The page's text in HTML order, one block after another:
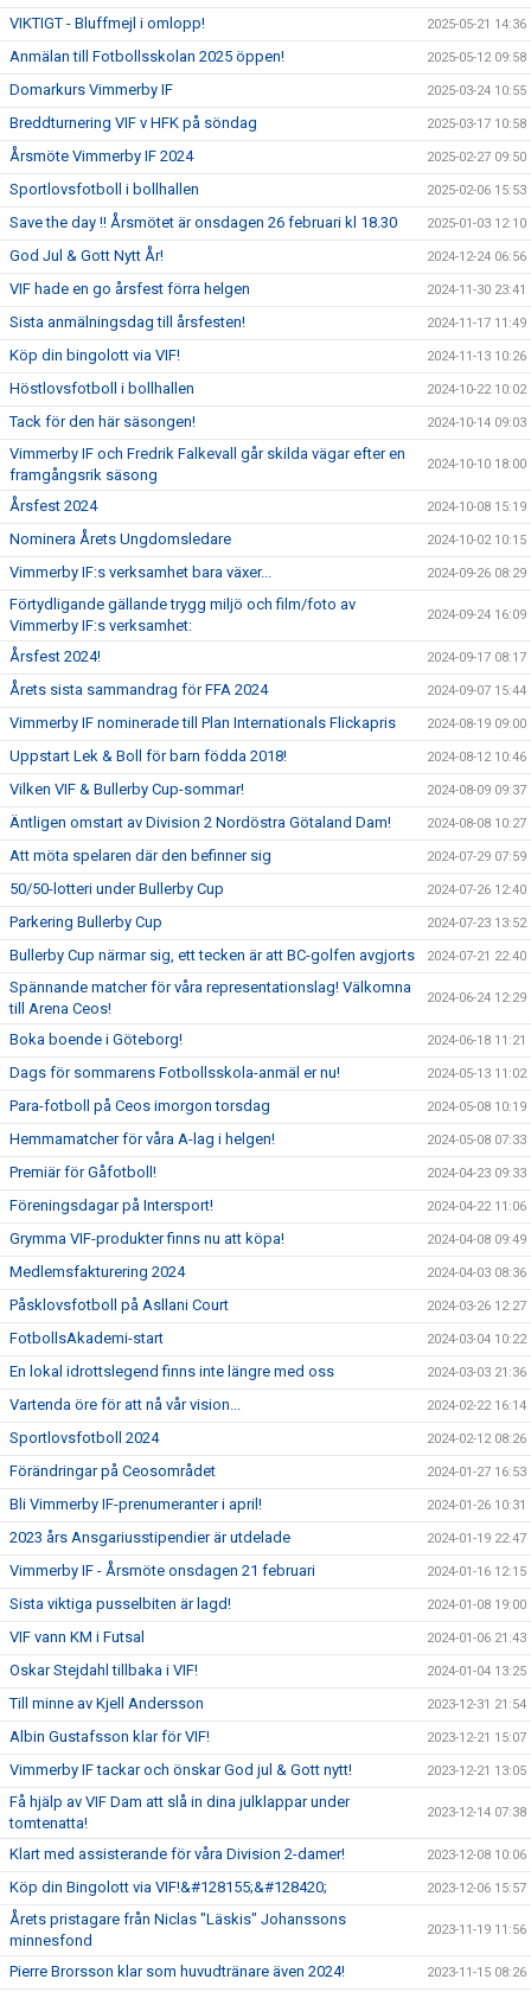
VIKTIGT - Bluffmejl i omlopp! 2025-05-21 14:36
Anmälan till Fotbollsskolan 2025 öppen! 2025-05-12 09:58
Domarkurs Vimmerby IF 2025-03-24 10:55
Breddturnering VIF v HFK på söndag 2025-03-17 10:58
Årsmöte Vimmerby IF 2024 2025-02-27 09:50
Sportlovsfotboll i bollhallen 2025-02-06 15:53
Save the day !! Årsmötet är onsdagen 26 februari kl 18.30 2025-01-03 12:10
God Jul & Gott Nytt År! 2024-12-24 06:56
VIF hade en go årsfest förra helgen 2024-11-30 23:41
Sista anmälningsdag till årsfesten! 2024-11-17 11:49
Köp din bingolott via VIF! 2024-11-13 10:26
Höstlovsfotboll i bollhallen 2024-10-22 10:02
Tack för den här säsongen! 2024-10-14 09:03
Vimmerby IF och Fredrik Falkevall går skilda vägar efter en
framgångsrik säsong
2024-10-10 18:00
Årsfest 2024 2024-10-08 15:19
Nominera Årets Ungdomsledare 2024-10-02 10:15
Vimmerby IF:s verksamhet bara växer... 2024-09-26 08:29
Förtydligande gällande trygg miljö och film/foto av
Vimmerby IF:s verksamhet:
2024-09-24 16:09
Årsfest 2024! 2024-09-17 08:17
Årets sista sammandrag för FFA 2024 2024-09-07 15:44
Vimmerby IF nominerade till Plan Internationals Flickapris 2024-08-19 09:00
Uppstart Lek & Boll för barn födda 2018! 2024-08-12 10:46
Vilken VIF & Bullerby Cup-sommar! 2024-08-09 09:37
Äntligen omstart av Division 2 Nordöstra Götaland Dam! 2024-08-08 10:27
Att möta spelaren där den befinner sig 2024-07-29 07:59
50/50-lotteri under Bullerby Cup 2024-07-26 12:40
Parkering Bullerby Cup 2024-07-23 13:52
Bullerby Cup närmar sig, ett tecken är att BC-golfen avgjorts 2024-07-21 22:40
Spännande matcher för våra representationslag! Välkomna
till Arena Ceos!
2024-06-24 12:29
Boka boende i Göteborg! 2024-06-18 11:21
Dags för sommarens Fotbollsskola-anmäl er nu! 2024-05-13 11:02
Para-fotboll på Ceos imorgon torsdag 2024-05-08 10:19
Hemmamatcher för våra A-lag i helgen! 2024-05-08 07:33
Premiär för Gåfotboll! 2024-04-23 09:33
Föreningsdagar på Intersport! 2024-04-22 11:06
Grymma VIF-produkter finns nu att köpa! 2024-04-08 09:49
Medlemsfakturering 2024 2024-04-03 08:36
Påsklovsfotboll på Asllani Court 2024-03-26 12:27
FotbollsAkademi-start 2024-03-04 10:22
En lokal idrottslegend finns inte längre med oss 2024-03-03 21:36
Vartenda öre för att nå vår vision... 2024-02-22 16:14
Sportlovsfotboll 2024 2024-02-12 08:26
Förändringar på Ceosområdet 2024-01-27 16:53
Bli Vimmerby IF-prenumeranter i april! 2024-01-26 10:31
2023 års Ansgariusstipendier är utdelade 2024-01-19 22:47
Vimmerby IF - Årsmöte onsdagen 21 februari 2024-01-16 12:15
Sista viktiga pusselbiten är lagd! 2024-01-08 19:00
VIF vann KM i Futsal 2024-01-06 21:43
Oskar Stejdahl tillbaka i VIF! 2024-01-04 13:25
Till minne av Kjell Andersson 2023-12-31 21:54
Albin Gustafsson klar för VIF! 2023-12-21 15:07
Vimmerby IF tackar och önskar God jul & Gott nytt! 2023-12-21 13:05
Få hjälp av VIF Dam att slå in dina julklappar under
tomtenatta!
2023-12-14 07:38
Klart med assisterande för våra Division 2-damer! 2023-12-08 10:06
Köp din Bingolott via VIF!&#128155;&#128420; 2023-12-06 15:57
Årets pristagare från Niclas "Läskis" Johanssons
minnesfond
2023-11-19 11:56
Pierre Brorsson klar som huvudtränare även 2024! 2023-11-15 08:26